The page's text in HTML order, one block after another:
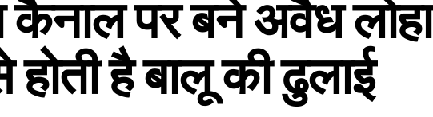
SEE PRICING
कैनाल पर बने अवैध लोहा
है बालू की ढुलाई